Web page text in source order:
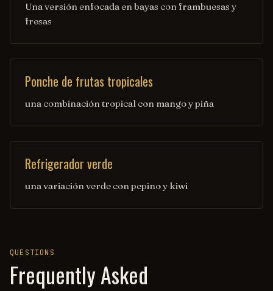
Una versión enfocada en bayas con frambuesas y
fresas
Ponche de frutas tropicales
una combinación tropical con mango y piña
Refrigerador verde
una variación verde con pepino y kiwi
QUESTIONS
Frequently Asked